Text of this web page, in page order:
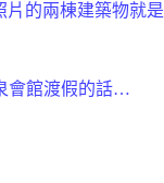
片的兩棟建築物就是
會館渡假的話…